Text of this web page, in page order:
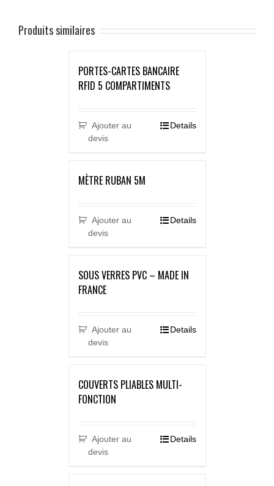
Produits similaires
PORTES-CARTES BANCAIRE
RFID 5 COMPARTIMENTS
Ajouter au
devis
Details
MÈTRE RUBAN 5M
Ajouter au
devis
Details
SOUS VERRES PVC – MADE IN
FRANCE
Ajouter au
devis
Details
COUVERTS PLIABLES MULTI-
FONCTION
Ajouter au
devis
Details